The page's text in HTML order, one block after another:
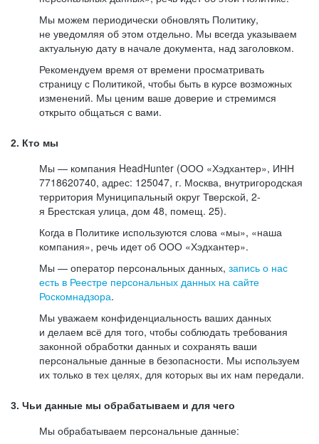
Мы можем периодически обновлять Политику,
не уведомляя об этом отдельно. Мы всегда указываем
актуальную дату в начале документа, над заголовком.
Рекомендуем время от времени просматривать
страницу с Политикой, чтобы быть в курсе возможных
изменений. Мы ценим ваше доверие и стремимся
открыто общаться с вами.
2. Кто мы
Мы — компания HeadHunter (ООО «Хэдхантер», ИНН
7718620740, адрес: 125047, г. Москва, внутригородская
территория Муниципальный округ Тверской, 2-
я Брестская улица, дом 48, помещ. 25).
Когда в Политике используются слова «мы», «наша
компания», речь идет об ООО «Хэдхантер».
Мы — оператор персональных данных, запись о нас
есть в Реестре персональных данных на сайте
Роскомнадзора.
Мы уважаем конфиденциальность ваших данных
и делаем всё для того, чтобы соблюдать требования
законной обработки данных и сохранять ваши
персональные данные в безопасности. Мы используем
их только в тех целях, для которых вы их нам передали.
3. Чьи данные мы обрабатываем и для чего
Мы обрабатываем персональные данные: